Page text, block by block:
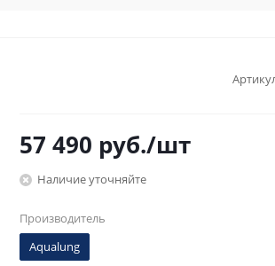
57 490 руб./шт
Наличие уточняйте
Производитель
Aqualung